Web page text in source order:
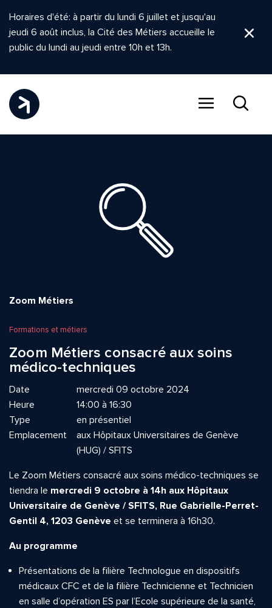
Horaires d'été: à partir du lundi 6 juillet et jusqu'au
jeudi 6 août inclus, la Cité des Métiers accueille le
public du lundi au jeudi entre 10h et 13h.
Zoom Métiers
Formations et métiers
Zoom Métiers consacré aux soins
médico-techniques
Date
mercredi 09 octobre 2024
Heure
14:00 à 16:30
Type
en présentiel
Emplacement
aux Hôpitaux Universitaires de Genève
(HUG) / SFITS
Le Zoom Métiers consacré aux soins médico-techniques se
tiendra le mercredi 9 octobre à 14h aux Hôpitaux
Universitaire de Genève / SFITS, Rue Gabrielle-Perret-
Gentil 4, 1203 Genève et se terminera à 16h30.
Au programme
Présentations de la filière Technologue en dispositifs
médicaux CFC et de la filière Technicienne et Technicien
en salle d’opération ES par l’Ecole supérieure de la santé,